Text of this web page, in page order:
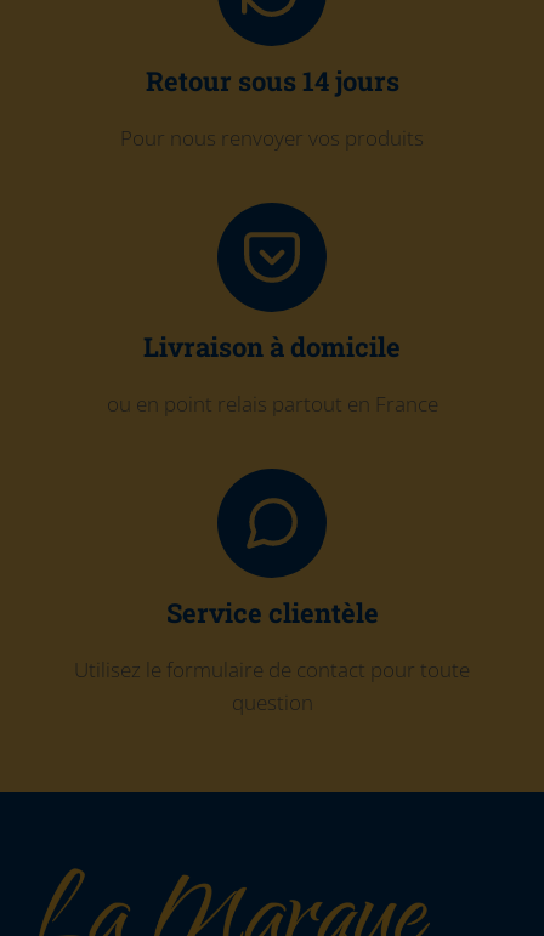
Retour sous 14 jours
Pour nous renvoyer vos produits
Livraison à domicile
ou en point relais partout en France
Service clientèle
Utilisez le formulaire de contact pour toute
question